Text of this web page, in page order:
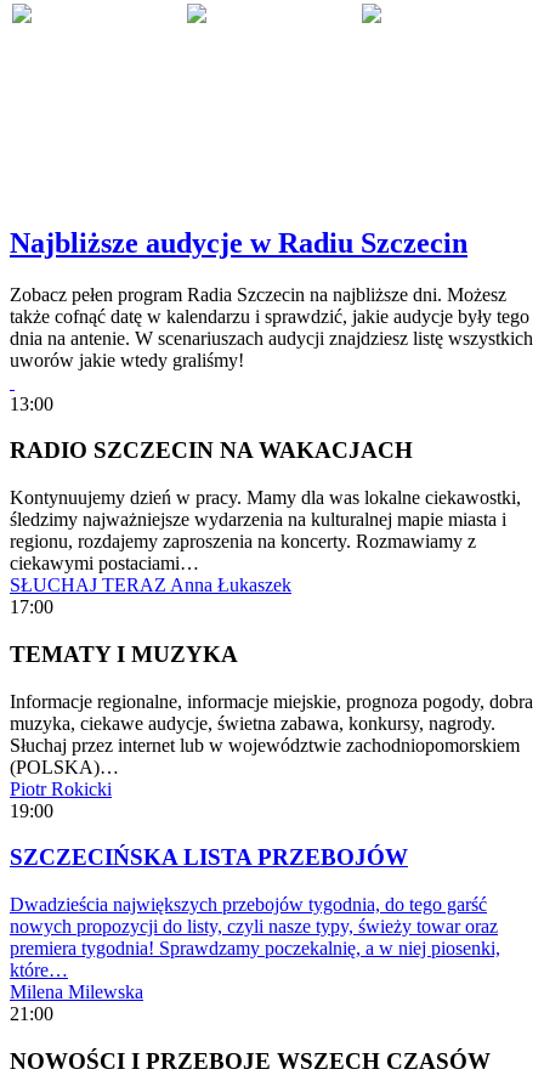
Najbliższe audycje w Radiu Szczecin
Zobacz pełen program Radia Szczecin na najbliższe dni. Możesz
także cofnąć datę w kalendarzu i sprawdzić, jakie audycje były tego
dnia na antenie. W scenariuszach audycji znajdziesz listę wszystkich
uworów jakie wtedy graliśmy!
13:00
RADIO SZCZECIN NA WAKACJACH
Kontynuujemy dzień w pracy. Mamy dla was lokalne ciekawostki,
śledzimy najważniejsze wydarzenia na kulturalnej mapie miasta i
regionu, rozdajemy zaproszenia na koncerty. Rozmawiamy z
ciekawymi postaciami…
SŁUCHAJ TERAZ Anna Łukaszek
17:00
TEMATY I MUZYKA
Informacje regionalne, informacje miejskie, prognoza pogody, dobra
muzyka, ciekawe audycje, świetna zabawa, konkursy, nagrody.
Słuchaj przez internet lub w województwie zachodniopomorskiem
(POLSKA)…
Piotr Rokicki
19:00
SZCZECIŃSKA LISTA PRZEBOJÓW
Dwadzieścia największych przebojów tygodnia, do tego garść
nowych propozycji do listy, czyli nasze typy, świeży towar oraz
premiera tygodnia! Sprawdzamy poczekalnię, a w niej piosenki,
które…
Milena Milewska
21:00
NOWOŚCI I PRZEBOJE WSZECH CZASÓW